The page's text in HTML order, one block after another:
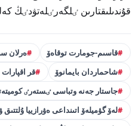
قۇندىلىقتارىن ٸلگەرٸلەتۋدٸڭ
قاسىم-جومارت توقاەۆ ەرلان
شاحماردان بايمانوۆ
قر
جاستار جەنە وتباسى ٸستەرٸ
لەۆ گۋميلەۆ اتىنداعى ەۋرازييا